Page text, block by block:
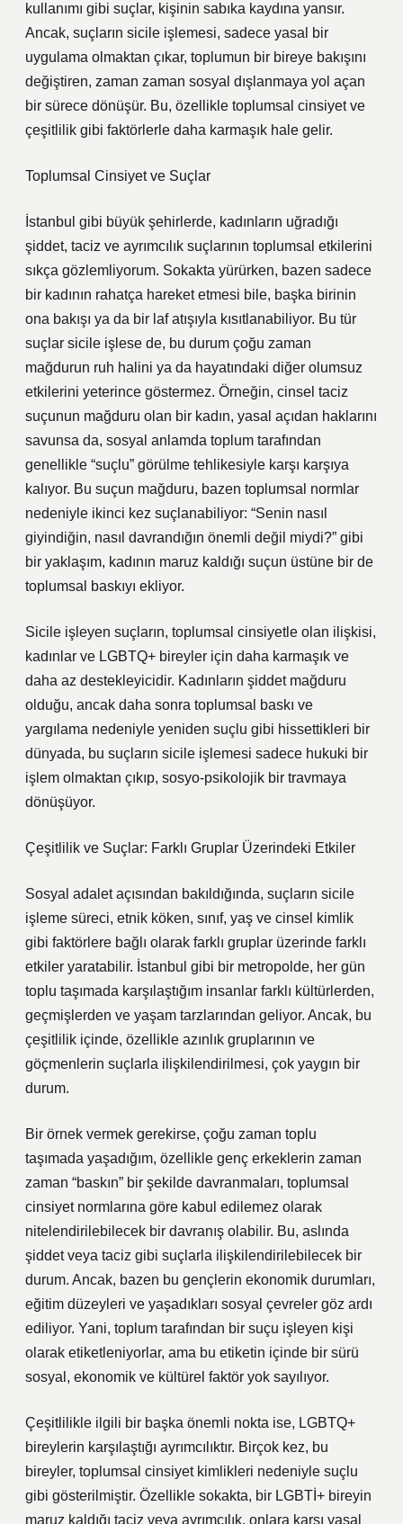
kullanımı gibi suçlar, kişinin sabıka kaydına yansır.
Ancak, suçların sicile işlemesi, sadece yasal bir
uygulama olmaktan çıkar, toplumun bir bireye bakışını
değiştiren, zaman zaman sosyal dışlanmaya yol açan
bir sürece dönüşür. Bu, özellikle toplumsal cinsiyet ve
çeşitlilik gibi faktörlerle daha karmaşık hale gelir.
Toplumsal Cinsiyet ve Suçlar
İstanbul gibi büyük şehirlerde, kadınların uğradığı
şiddet, taciz ve ayrımcılık suçlarının toplumsal etkilerini
sıkça gözlemliyorum. Sokakta yürürken, bazen sadece
bir kadının rahatça hareket etmesi bile, başka birinin
ona bakışı ya da bir laf atışıyla kısıtlanabiliyor. Bu tür
suçlar sicile işlese de, bu durum çoğu zaman
mağdurun ruh halini ya da hayatındaki diğer olumsuz
etkilerini yeterince göstermez. Örneğin, cinsel taciz
suçunun mağduru olan bir kadın, yasal açıdan haklarını
savunsa da, sosyal anlamda toplum tarafından
genellikle “suçlu” görülme tehlikesiyle karşı karşıya
kalıyor. Bu suçun mağduru, bazen toplumsal normlar
nedeniyle ikinci kez suçlanabiliyor: “Senin nasıl
giyindiğin, nasıl davrandığın önemli değil miydi?” gibi
bir yaklaşım, kadının maruz kaldığı suçun üstüne bir de
toplumsal baskıyı ekliyor.
Sicile işleyen suçların, toplumsal cinsiyetle olan ilişkisi,
kadınlar ve LGBTQ+ bireyler için daha karmaşık ve
daha az destekleyicidir. Kadınların şiddet mağduru
olduğu, ancak daha sonra toplumsal baskı ve
yargılama nedeniyle yeniden suçlu gibi hissettikleri bir
dünyada, bu suçların sicile işlemesi sadece hukuki bir
işlem olmaktan çıkıp, sosyo-psikolojik bir travmaya
dönüşüyor.
Çeşitlilik ve Suçlar: Farklı Gruplar Üzerindeki Etkiler
Sosyal adalet açısından bakıldığında, suçların sicile
işleme süreci, etnik köken, sınıf, yaş ve cinsel kimlik
gibi faktörlere bağlı olarak farklı gruplar üzerinde farklı
etkiler yaratabilir. İstanbul gibi bir metropolde, her gün
toplu taşımada karşılaştığım insanlar farklı kültürlerden,
geçmişlerden ve yaşam tarzlarından geliyor. Ancak, bu
çeşitlilik içinde, özellikle azınlık gruplarının ve
göçmenlerin suçlarla ilişkilendirilmesi, çok yaygın bir
durum.
Bir örnek vermek gerekirse, çoğu zaman toplu
taşımada yaşadığım, özellikle genç erkeklerin zaman
zaman “baskın” bir şekilde davranmaları, toplumsal
cinsiyet normlarına göre kabul edilemez olarak
nitelendirilebilecek bir davranış olabilir. Bu, aslında
şiddet veya taciz gibi suçlarla ilişkilendirilebilecek bir
durum. Ancak, bazen bu gençlerin ekonomik durumları,
eğitim düzeyleri ve yaşadıkları sosyal çevreler göz ardı
ediliyor. Yani, toplum tarafından bir suçu işleyen kişi
olarak etiketleniyorlar, ama bu etiketin içinde bir sürü
sosyal, ekonomik ve kültürel faktör yok sayılıyor.
Çeşitlilikle ilgili bir başka önemli nokta ise, LGBTQ+
bireylerin karşılaştığı ayrımcılıktır. Birçok kez, bu
bireyler, toplumsal cinsiyet kimlikleri nedeniyle suçlu
gibi gösterilmiştir. Özellikle sokakta, bir LGBTİ+ bireyin
maruz kaldığı taciz veya ayrımcılık, onlara karşı yasal